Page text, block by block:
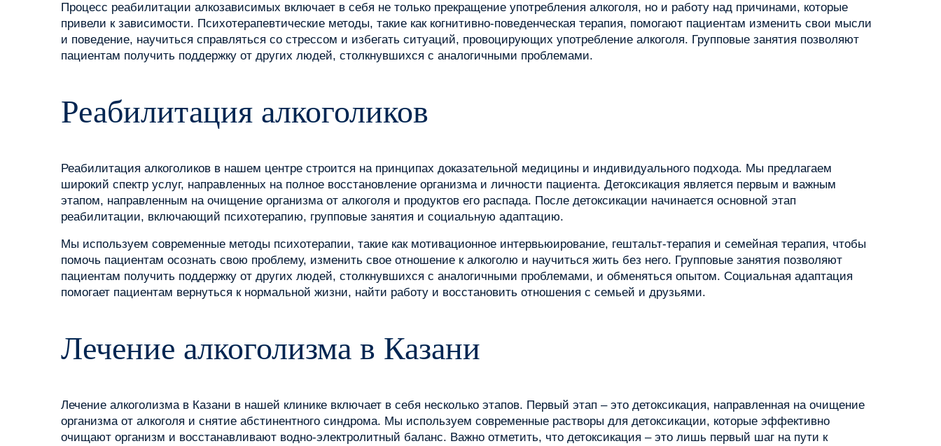
Процесс реабилитации алкозависимых включает в себя не только прекращение употребления алкоголя, но и работу над причинами, которые
привели к зависимости. Психотерапевтические методы, такие как когнитивно-поведенческая терапия, помогают пациентам изменить свои мысли
и поведение, научиться справляться со стрессом и избегать ситуаций, провоцирующих употребление алкоголя. Групповые занятия позволяют
пациентам получить поддержку от других людей, столкнувшихся с аналогичными проблемами.
Реабилитация алкоголиков
Реабилитация алкоголиков в нашем центре строится на принципах доказательной медицины и индивидуального подхода. Мы предлагаем
широкий спектр услуг, направленных на полное восстановление организма и личности пациента. Детоксикация является первым и важным
этапом, направленным на очищение организма от алкоголя и продуктов его распада. После детоксикации начинается основной этап
реабилитации, включающий психотерапию, групповые занятия и социальную адаптацию.
Мы используем современные методы психотерапии, такие как мотивационное интервьюирование, гештальт-терапия и семейная терапия, чтобы
помочь пациентам осознать свою проблему, изменить свое отношение к алкоголю и научиться жить без него. Групповые занятия позволяют
пациентам получить поддержку от других людей, столкнувшихся с аналогичными проблемами, и обменяться опытом. Социальная адаптация
помогает пациентам вернуться к нормальной жизни, найти работу и восстановить отношения с семьей и друзьями.
Лечение алкоголизма в Казани
Лечение алкоголизма в Казани в нашей клинике включает в себя несколько этапов. Первый этап – это детоксикация, направленная на очищение
организма от алкоголя и снятие абстинентного синдрома. Мы используем современные растворы для детоксикации, которые эффективно
очищают организм и восстанавливают водно-электролитный баланс. Важно отметить, что детоксикация – это лишь первый шаг на пути к